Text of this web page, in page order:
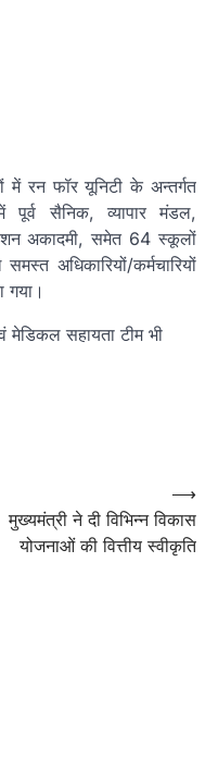
में रन फॉर यूनिटी के अन्तर्गत
पूर्व सैनिक, व्यापार मंडल,
अकादमी, समेत 64 स्कूलों
अधिकारियों/कर्मचारियों
गया।
मेडिकल सहायता टीम भी
मुख्यमंत्री ने दी विभिन्न विकास
योजनाओं की वित्तीय स्वीकृति
⟶